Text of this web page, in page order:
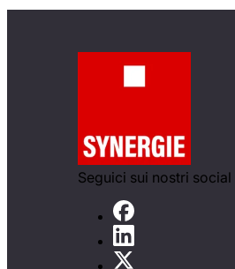
Seguici sui nostri social